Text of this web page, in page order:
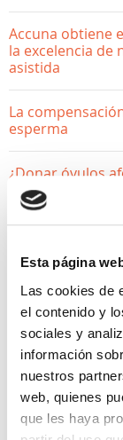
Esta página
Las cookies de
el contenido y
sociales y
información
nuestros
web, quienes
que les haya
Accuna obtiene
la excelencia
asistida
La
esperma
¿Donar óvulos
mitos
ACTUALIDAD